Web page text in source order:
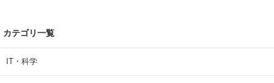
カテゴリ一覧
IT・科学